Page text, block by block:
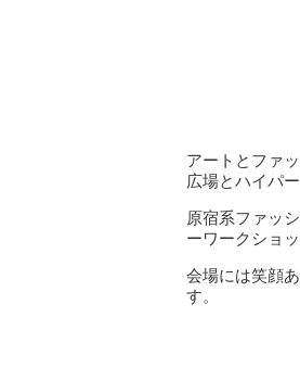
アートとファ
広場とハイパ
原宿系ファッ
ーワークショ
会場には笑顔
す。